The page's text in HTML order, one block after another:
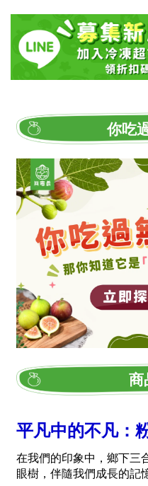
你吃
商
平凡中的不凡：
在我們的印象中，鄉下三
眼樹，伴隨我們成長的記